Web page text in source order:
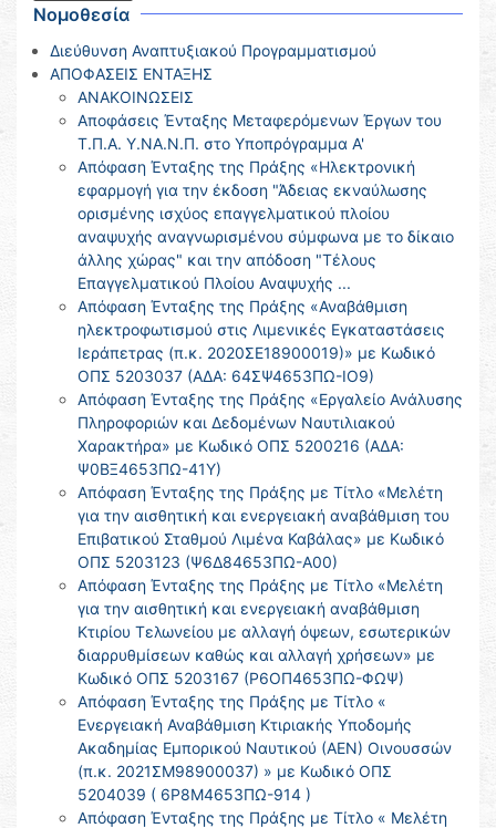
Νομοθεσία
Διεύθυνση Αναπτυξιακού Προγραμματισμού
ΑΠΟΦΑΣΕΙΣ ΕΝΤΑΞΗΣ
ΑΝΑΚΟΙΝΩΣΕΙΣ
Αποφάσεις Ένταξης Μεταφερόμενων Έργων του
Τ.Π.Α. Υ.ΝΑ.Ν.Π. στο Υποπρόγραμμα Α'
Απόφαση Ένταξης της Πράξης «Ηλεκτρονική
εφαρμογή για την έκδοση "Άδειας εκναύλωσης
ορισμένης ισχύος επαγγελματικού πλοίου
αναψυχής αναγνωρισμένου σύμφωνα με το δίκαιο
άλλης χώρας" και την απόδοση "Τέλους
Επαγγελματικού Πλοίου Αναψυχής ...
Απόφαση Ένταξης της Πράξης «Αναβάθμιση
ηλεκτροφωτισμού στις Λιμενικές Εγκαταστάσεις
Ιεράπετρας (π.κ. 2020ΣΕ18900019)» με Κωδικό
ΟΠΣ 5203037 (ΑΔΑ: 64ΣΨ4653ΠΩ-ΙΟ9)
Απόφαση Ένταξης της Πράξης «Εργαλείο Ανάλυσης
Πληροφοριών και Δεδομένων Ναυτιλιακού
Χαρακτήρα» με Κωδικό ΟΠΣ 5200216 (ΑΔΑ:
Ψ0ΒΞ4653ΠΩ-41Υ)
Απόφαση Ένταξης της Πράξης με Τίτλο «Μελέτη
για την αισθητική και ενεργειακή αναβάθμιση του
Επιβατικού Σταθμού Λιμένα Καβάλας» με Κωδικό
ΟΠΣ 5203123 (Ψ6Δ84653ΠΩ-Α00)
Απόφαση Ένταξης της Πράξης με Τίτλο «Μελέτη
για την αισθητική και ενεργειακή αναβάθμιση
Κτιρίου Τελωνείου με αλλαγή όψεων, εσωτερικών
διαρρυθμίσεων καθώς και αλλαγή χρήσεων» με
Κωδικό ΟΠΣ 5203167 (Ρ6ΟΠ4653ΠΩ-ΦΩΨ)
Απόφαση Ένταξης της Πράξης με Τίτλο «
Ενεργειακή Αναβάθμιση Κτιριακής Υποδομής
Ακαδημίας Εμπορικού Ναυτικού (ΑΕΝ) Οινουσσών
(π.κ. 2021ΣΜ98900037) » με Κωδικό ΟΠΣ
5204039 ( 6Ρ8Μ4653ΠΩ-914 )
Απόφαση Ένταξης της Πράξης με Τίτλο « Μελέτη